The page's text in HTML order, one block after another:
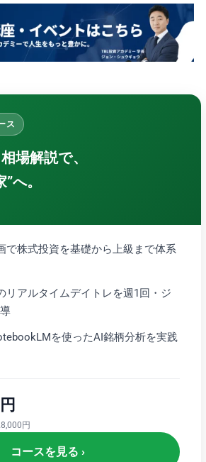
ス
場解説で、
へ。
で株式投資を基礎から上級まで体系
リアルタイムデイトレを週1回・ジ
を使ったAI銘柄分析を実践
円
コースを見る ›